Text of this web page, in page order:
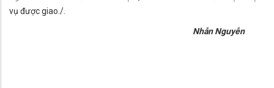
vụ được giao./.
Nhẫn Nguyễn